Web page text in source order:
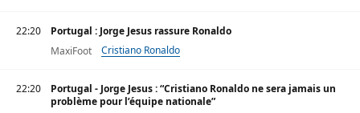
22:20
Portugal : Jorge Jesus rassure Ronaldo
MaxiFoot
Cristiano Ronaldo
22:20
Portugal - Jorge Jesus : “Cristiano Ronaldo ne sera jamais un
problème pour l’équipe nationale”